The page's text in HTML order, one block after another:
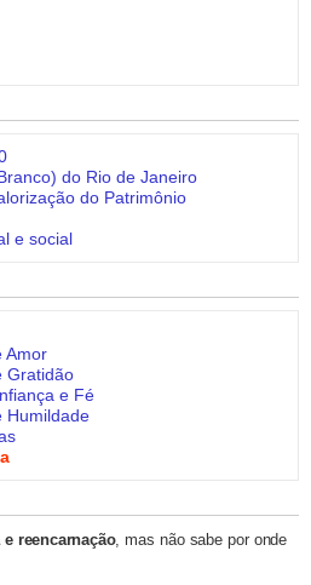
do Rio de Janeiro
do Patrimônio
e social
Amor
Gratidão
e Fé
Humildade
e reencarnação, mas não sabe por onde